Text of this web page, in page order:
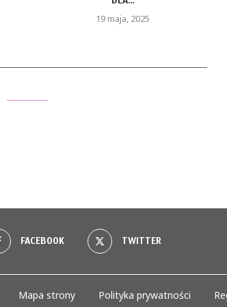
19 maja, 2025
FACEBOOK TWITTER
Mapa strony Polityka prywatności